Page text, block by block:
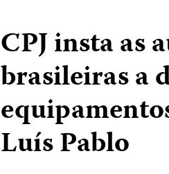
CPJ insta as
brasileiras a
Luís Pablo